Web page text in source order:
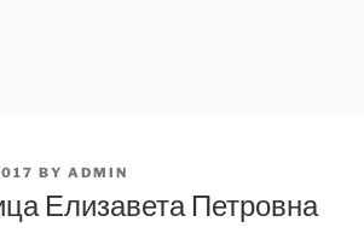
BY ADMIN
Елизавета Петровна